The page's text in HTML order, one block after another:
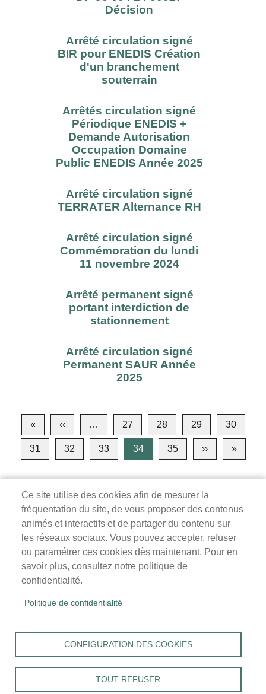
Décision
Arrêté circulation signé
BIR pour ENEDIS Création
d'un branchement
souterrain
Arrêtés circulation signé
Périodique ENEDIS +
Demande Autorisation
Occupation Domaine
Public ENEDIS Année 2025
Arrêté circulation signé
TERRATER Alternance RH
Arrêté circulation signé
Commémoration du lundi
11 novembre 2024
Arrêté permanent signé
portant interdiction de
stationnement
Arrêté circulation signé
Permanent SAUR Année
2025
Pagination
« Première
page
‹‹Page
précédente
… 27 28 29 30
31 32 33 34 35 ››Page
suivante
»
page
Ce site utilise des cookies afin de mesurer la
fréquentation du site, de vous proposer des contenus
animés et interactifs et de partager du contenu sur
les réseaux sociaux. Vous pouvez accepter, refuser
ou paramétrer ces cookies dès maintenant. Pour en
savoir plus, consultez notre politique de
confidentialité.
Politique de confidentialité
CONFIGURATION DES COOKIES
TOUT REFUSER
Mairie de Survilliers
3 rue de la Liberté
95470 Survilliers
Tél. 01 34 68 26 00
mercredi, samedi : 9h-12h
Menu
de
Accueil
Mentions légales
Accessibilité : Non conforme
Cookies